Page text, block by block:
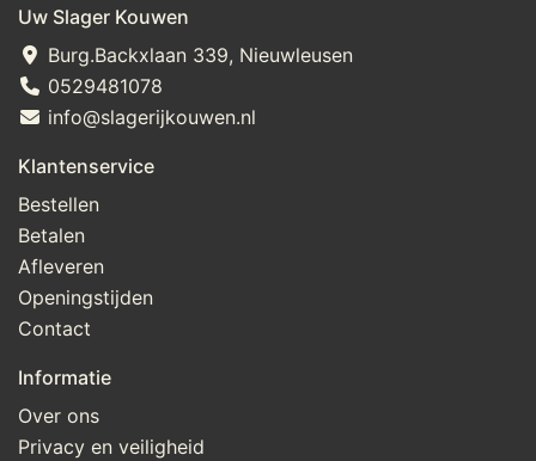
Uw Slager Kouwen
Burg.Backxlaan 339, Nieuwleusen
0529481078
info@slagerijkouwen.nl
Klantenservice
Bestellen
Betalen
Afleveren
Openingstijden
Contact
Informatie
Over ons
Privacy en veiligheid